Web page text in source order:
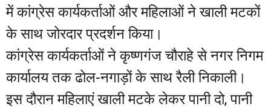
में कांग्रेस कार्यकर्ताओं और महिलाओं ने खाली मटकों
के साथ जोरदार प्रदर्शन किया।
कांग्रेस कार्यकर्ताओं ने कृष्णगंज चौराहे से नगर निगम
कार्यालय तक ढोल-नगाड़ों के साथ रैली निकाली।
इस दौरान महिलाएं खाली मटके लेकर पानी दो, पानी